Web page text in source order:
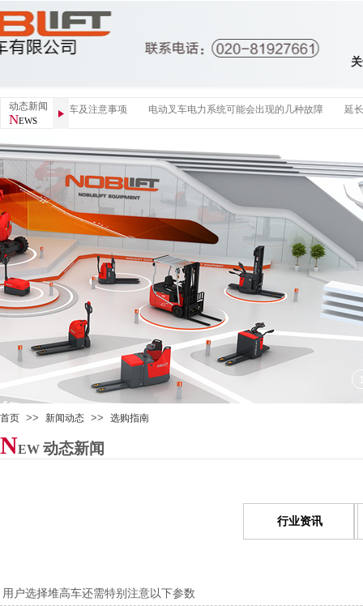
确操作堆高车及注意事项 电动叉车电力系统可能会出现的几种故障 延长
动态新闻
NEWS
首页 >> 新闻动态 >> 选购指南
NEW 动态新闻
行业资讯
用户选择堆高车还需特别注意以下参数